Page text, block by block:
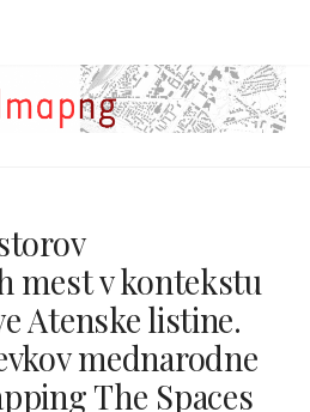
mest v kontekstu
Atenske listine.
mednarodne
The Spaces